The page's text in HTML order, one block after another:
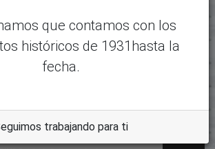
que contamos con los
históricos de 1931hasta la
fecha.
trabajando para ti